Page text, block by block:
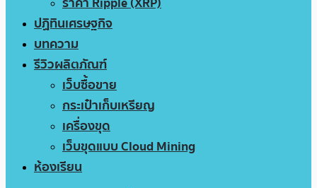
ปฏิทินเศรษฐกิจ
บทความ
รีวิวผลิตภัณฑ์
เว็บซื้อขาย
กระเป๋าเก็บเหรียญ
เครื่องขุด
เว็บขุดแบบ Cloud Mining
ห้องเรียน